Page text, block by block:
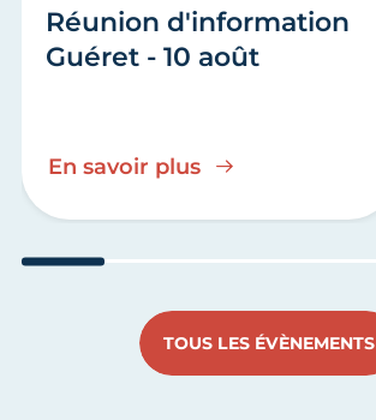
Réunion d'information
Guéret - 10 août
En savoir plus
TOUS LES ÉVÈNEMENTS